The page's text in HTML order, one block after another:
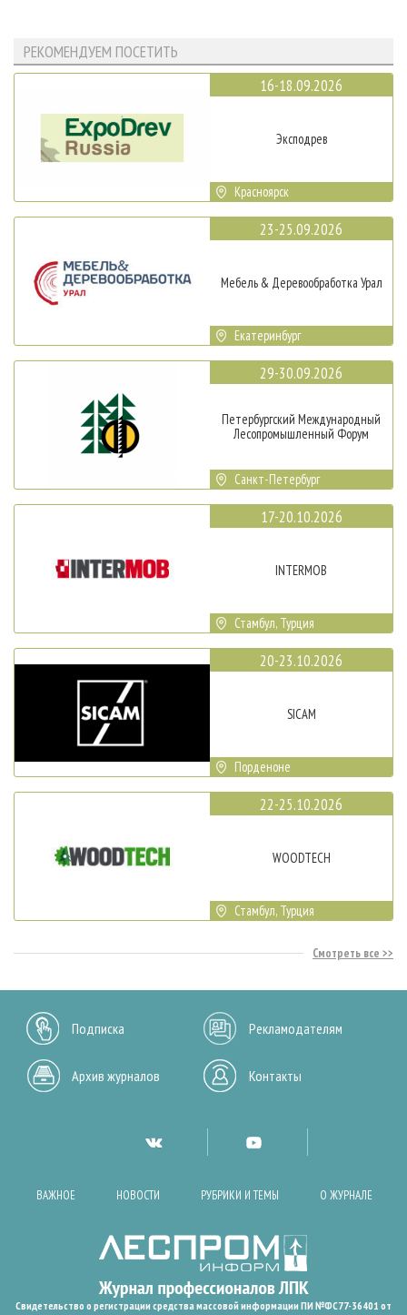
РЕКОМЕНДУЕМ ПОСЕТИТЬ
16-18.09.2026
Эксподрев
Красноярск
23-25.09.2026
Мебель & Деревообработка Урал
Екатеринбург
29-30.09.2026
Петербургский Международный
Лесопромышленный Форум
Санкт-Петербург
17-20.10.2026
INTERMOB
Стамбул, Турция
20-23.10.2026
SICAM
Порденоне
22-25.10.2026
WOODTECH
Стамбул, Турция
Смотреть все
Подписка Рекламодателям
Архив журналов Контакты
ВАЖНОЕ НОВОСТИ РУБРИКИ И ТЕМЫ О ЖУРНАЛЕ
Свидетельство о регистрации средства массовой информации ПИ №ФС77-36401 от